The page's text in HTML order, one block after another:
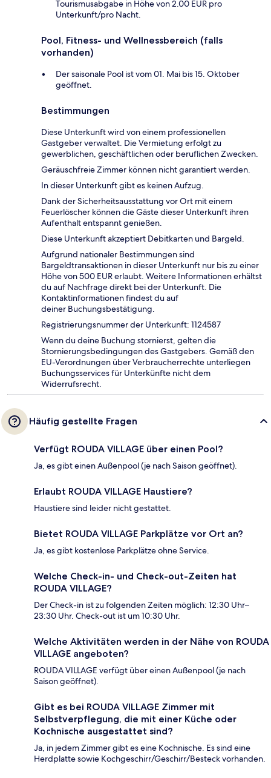
Tourismusabgabe in Höhe von 2.00 EUR pro
Unterkunft/pro Nacht.
Pool, Fitness- und Wellnessbereich (falls
vorhanden)
Der saisonale Pool ist vom 01. Mai bis 15. Oktober
geöffnet.
Bestimmungen
Diese Unterkunft wird von einem professionellen
Gastgeber verwaltet. Die Vermietung erfolgt zu
gewerblichen, geschäftlichen oder beruflichen Zwecken.
Geräuschfreie Zimmer können nicht garantiert werden.
In dieser Unterkunft gibt es keinen Aufzug.
Dank der Sicherheitsausstattung vor Ort mit einem
Feuerlöscher können die Gäste dieser Unterkunft ihren
Aufenthalt entspannt genießen.
Diese Unterkunft akzeptiert Debitkarten und Bargeld.
Aufgrund nationaler Bestimmungen sind
Bargeldtransaktionen in dieser Unterkunft nur bis zu einer
Höhe von 500 EUR erlaubt. Weitere Informationen erhältst
du auf Nachfrage direkt bei der Unterkunft. Die
Kontaktinformationen findest du auf
deiner Buchungsbestätigung.
Registrierungsnummer der Unterkunft: 1124587
Wenn du deine Buchung stornierst, gelten die
Stornierungsbedingungen des Gastgebers. Gemäß den
EU-Verordnungen über Verbraucherrechte unterliegen
Buchungsservices für Unterkünfte nicht dem
Widerrufsrecht.
Häufig gestellte Fragen
Verfügt ROUDA VILLAGE über einen Pool?
Ja, es gibt einen Außenpool (je nach Saison geöffnet).
Erlaubt ROUDA VILLAGE Haustiere?
Haustiere sind leider nicht gestattet.
Bietet ROUDA VILLAGE Parkplätze vor Ort an?
Ja, es gibt kostenlose Parkplätze ohne Service.
Welche Check-in- und Check-out-Zeiten hat
ROUDA VILLAGE?
Der Check-in ist zu folgenden Zeiten möglich: 12:30 Uhr–
23:30 Uhr. Check-out ist um 10:30 Uhr.
Welche Aktivitäten werden in der Nähe von ROUDA
VILLAGE angeboten?
ROUDA VILLAGE verfügt über einen Außenpool (je nach
Saison geöffnet).
Gibt es bei ROUDA VILLAGE Zimmer mit
Selbstverpflegung, die mit einer Küche oder
Kochnische ausgestattet sind?
Ja, in jedem Zimmer gibt es eine Kochnische. Es sind eine
Herdplatte sowie Kochgeschirr/Geschirr/Besteck vorhanden.